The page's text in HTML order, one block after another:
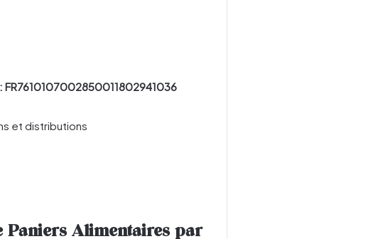
: FR7610107002850011802941036
et distributions
Alimentaires par